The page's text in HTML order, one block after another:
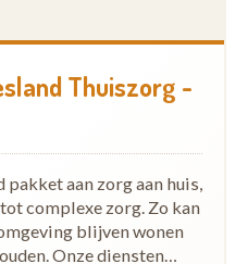
Thuiszorg -
aan zorg aan huis,
complexe zorg. Zo kan
blijven wonen
Onze diensten…